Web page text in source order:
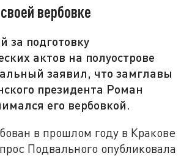
вербовке
за подготовку
актов на полуострове
заявил, что замглавы
президента Роман
его вербовкой.
в прошлом году в Кракове
Подвального опубликовала